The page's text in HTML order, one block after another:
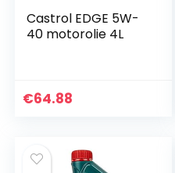
Castrol EDGE 5W-
40 motorolie 4L
€64.88